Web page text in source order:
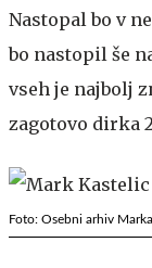
Nastopal bo v
bo nastopil še
vseh je najbolj
zagotovo dirka
Foto: Osebni arhiv